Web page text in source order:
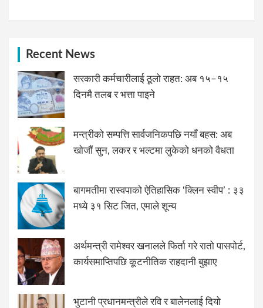
Recent News
सरकारी कर्मचारीलाई ठूलो राहत: अब १५–१५
दिनमै तलब र भत्ता पाइने
मन्त्रीको सम्पत्ति सार्वजनिकपछि नयाँ बहस: अब
खोजौं सुन, लकर र भल्टमा लुकेको धनको वैधता
बागमतीमा रास्वपाको ऐतिहासिक ‘क्लिन स्वीप’ : ३३
मध्ये ३१ सिट जित, एमाले शून्य
अर्थमन्त्री रामेश्वर खनालले फिर्ता गरे रातो पासपोर्ट,
कार्यसमाप्तिपछि कूटनीतिक राहदानी बुझाए
भुटानी प्रधानमन्त्रीले रवि र बालेनलाई दियो